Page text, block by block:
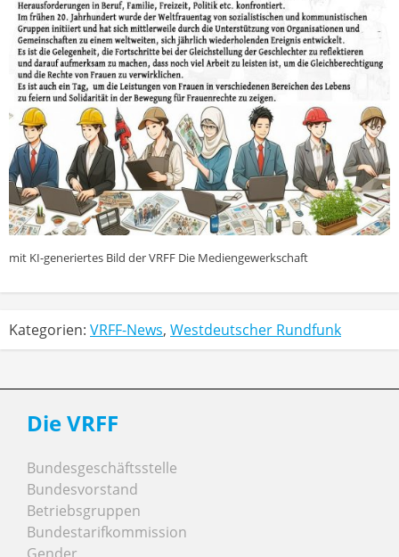
mit KI-generiertes Bild der VRFF Die Mediengewerkschaft
Kategorien: VRFF-News, Westdeutscher Rundfunk
Die VRFF
Bundesgeschäftsstelle
Bundesvorstand
Betriebsgruppen
Bundestarifkommission